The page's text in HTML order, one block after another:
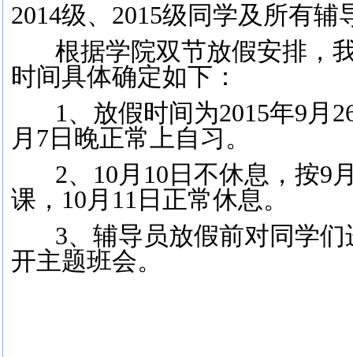
2014级、2015级同学及所有辅
根据学院双节放假安排，我
时间具体确定如下：
1、放假时间为2015年9月
月7日晚正常上自习。
2、10月10日不休息，按9
课，10月11日正常休息。
3、辅导员放假前对同学们
开主题班会。